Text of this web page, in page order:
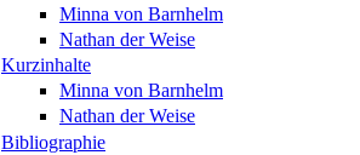
Minna von Barnhelm
Nathan der Weise
Kurzinhalte
Minna von Barnhelm
Nathan der Weise
Bibliographie